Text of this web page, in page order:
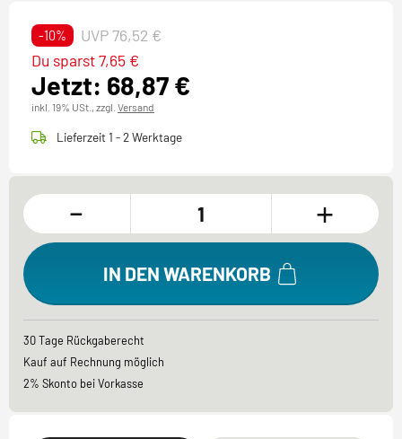
-10% UVP 76,52 €
Jetzt: 68,87 €
Du sparst 7,65 €
inkl. 19% USt., zzgl. Versand
Lieferzeit 1 - 2 Werktage
- +
IN DEN WARENKORB
30 Tage Rückgaberecht
Kauf auf Rechnung möglich
2% Skonto bei Vorkasse